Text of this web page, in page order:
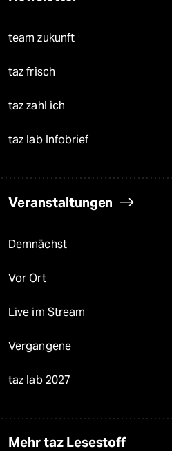
team zukunft
taz frisch
taz zahl ich
taz lab Infobrief
Veranstaltungen
Demnächst
Vor Ort
Live im Stream
Vergangene
taz lab 2027
Mehr taz Lesestoff